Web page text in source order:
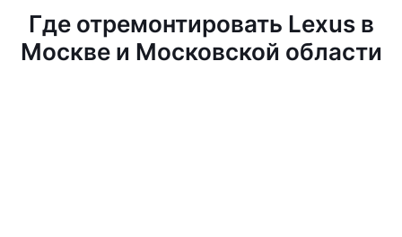
Где отремонтировать Lexus в
Москве и Московской области